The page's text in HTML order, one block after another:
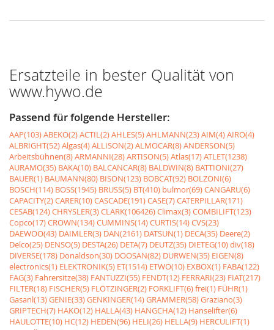
Ersatzteile in bester Qualität von
www.hywo.de
Passend für folgende Hersteller:
AAP(103)ABEKO(2)ACTIL(2)AHLES(5)AHLMANN(23)AIM(4)AIRO(4)
ALBRIGHT(52)Algas(4)ALLISON(2)ALMOCAR(8)ANDERSON(5)
Arbeitsbühnen(8)ARMANNI(28)ARTISON(5)Atlas(17)ATLET(1238)
AURAMO(35) BAKA(10) BALCANCAR(8) BALDWIN(8) BATTIONI(27)
BAUER(1) BAUMANN(80) BISON(123) BOBCAT(92) BOLZONI(6)
BOSCH(114) BOSS(1945) BRUSS(5) BT(410) bulmor(69)CANGARU(6)
CAPACITY(2)CARER(10)CASCADE(191)CASE(7)CATERPILLAR(171)
CESAB(124)CHRYSLER(3)CLARK(106426)Climax(3)COMBILIFT(123)
Copco(17)CROWN(134)CUMMINS(14)CURTIS(14)CVS(23)
DAEWOO(43) DAIMLER(3) DAN(2161) DATSUN(1) DECA(35) Deere(2)
Delco(25) DENSO(5) DESTA(26) DETA(7) DEUTZ(35) DIETEG(10)div(18)
DIVERSE(178) Donaldson(30) DOOSAN(82) DURWEN(35) EIGEN(8)
electronics(1) ELEKTRONIK(5) ET(1514) ETWO(10) EXBOX(1) FABA(122)
FAG(3) Fahrersitze(38) FANTUZZI(55) FENDT(12) FERRARI(23) FIAT(217)
FILTER(18) FISCHER(5) FLÖTZINGER(2) FORKLIFT(6)frei(1) FÜHR(1)
Gasanl(13)GENIE(33)GENKINGER(14)GRAMMER(58)Graziano(3)
GRIPTECH(7) HAKO(12) HALLA(43) HANGCHA(12) Hanselifter(6)
HAULOTTE(10) HC(12) HEDEN(96) HELI(26) HELLA(9) HERCULIFT(1)